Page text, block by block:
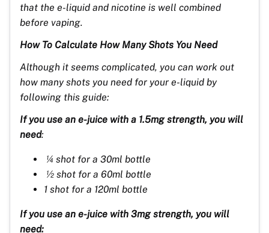
that the e-liquid and nicotine is well combined
before vaping.
How To Calculate How Many Shots You Need
Although it seems complicated, you can work out
how many shots you need for your e-liquid by
following this guide:
If you use an e-juice with a 1.5mg strength, you will
need:
¼ shot for a 30ml bottle
½ shot for a 60ml bottle
1 shot for a 120ml bottle
If you use an e-juice with 3mg strength, you will
need: